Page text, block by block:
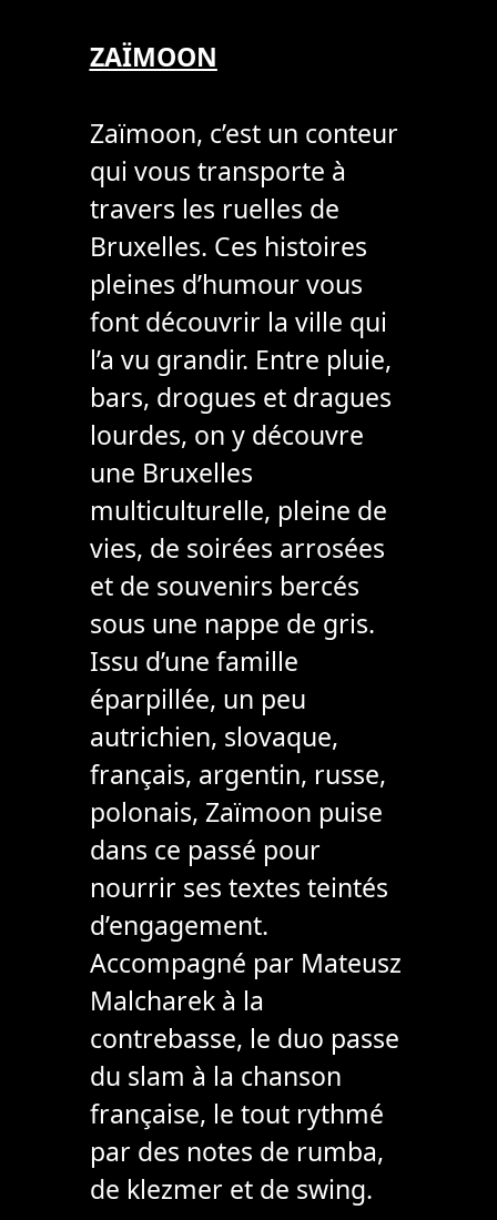
ZAÏMOON
Zaïmoon, c’est un conteur
qui vous transporte à
travers les ruelles de
Bruxelles. Ces histoires
pleines d’humour vous
font découvrir la ville qui
l’a vu grandir. Entre pluie,
bars, drogues et dragues
lourdes, on y découvre
une Bruxelles
multiculturelle, pleine de
vies, de soirées arrosées
et de souvenirs bercés
sous une nappe de gris.
Issu d’une famille
éparpillée, un peu
autrichien, slovaque,
français, argentin, russe,
polonais, Zaïmoon puise
dans ce passé pour
nourrir ses textes teintés
d’engagement.
Accompagné par Mateusz
Malcharek à la
contrebasse, le duo passe
du slam à la chanson
française, le tout rythmé
par des notes de rumba,
de klezmer et de swing.